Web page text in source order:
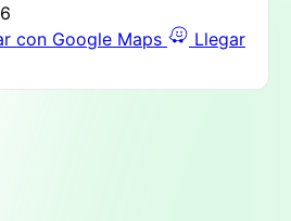
con Google Maps
Llegar